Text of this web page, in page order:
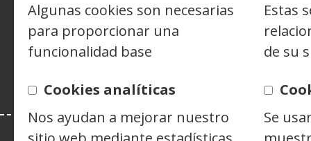
Algunas cookies son necesarias
para proporcionar una
funcionalidad base
Estas
de su
Cookies analíticas
Nos ayudan a mejorar nuestro
Se
Siguenos en: Twitter
(Ireki
berrian)
(Ireki